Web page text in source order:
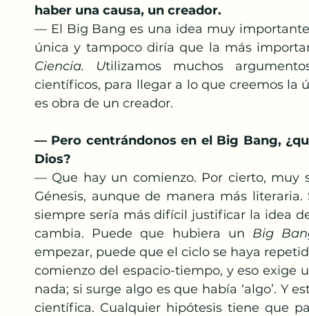
haber una causa, un creador.
— El Big Bang es una idea muy
única y tampoco diría que la más
Ciencia. Utilizamos muchos
científicos, para llegar a lo que creemos la
es obra de un creador.
— Pero centrándonos en el Big Bang,
Dios?
— Que hay un comienzo. Por cierto, muy
Génesis, aunque de manera más
siempre sería más difícil justificar la idea
cambia. Puede que hubiera un Big
empezar, puede que el ciclo se haya
comienzo del espacio-tiempo, y eso exige
nada; si surge algo es que había ‘algo’. Y
científica. Cualquier hipótesis tiene que